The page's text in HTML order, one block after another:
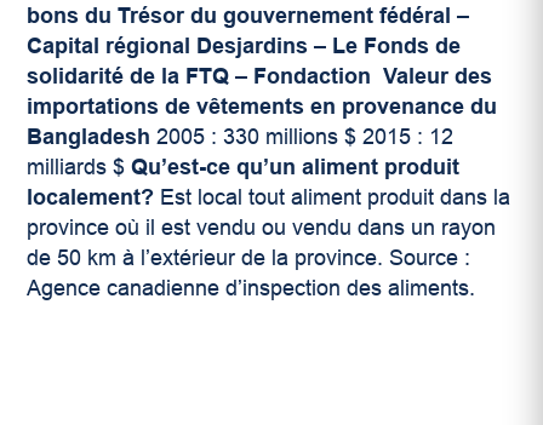
bons du Trésor du gouvernement fédéral –
Capital régional Desjardins – Le Fonds de
solidarité de la FTQ – Fondaction Valeur des
importations de vêtements en provenance du
Bangladesh 2005 : 330 millions $ 2015 : 12
milliards $Qu’est-ce qu’un aliment produit
localement? Est local tout aliment produit dans la
province où il est vendu ou vendu dans un rayon
de 50 km à l’extérieur de la province. Source :
Agence canadienne d’inspection des aliments.